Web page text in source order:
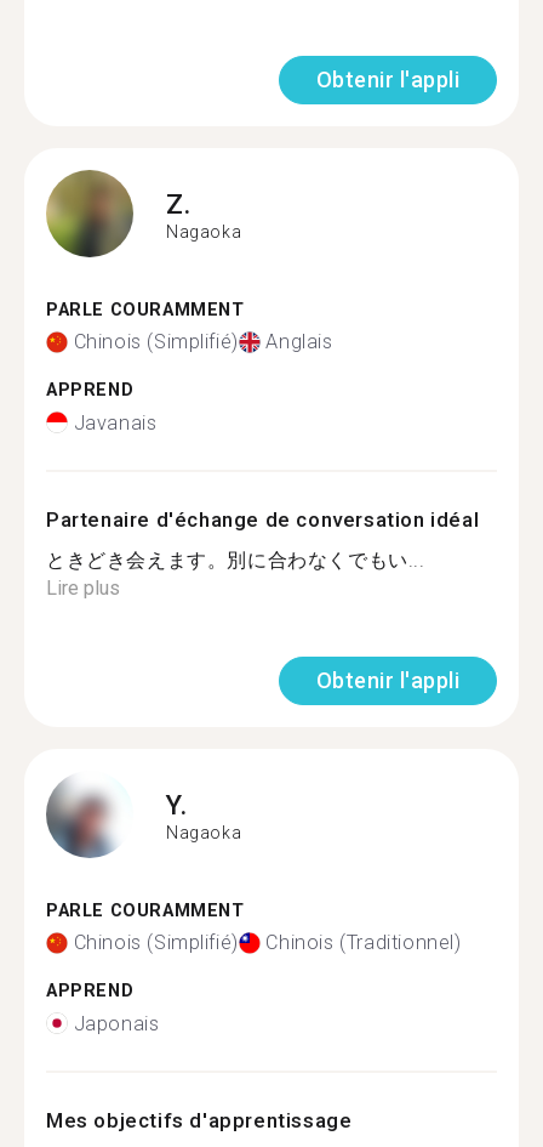
Obtenir l'appli
Z.
Nagaoka
PARLE COURAMMENT
Chinois (Simplifié) Anglais
APPREND
Javanais
Partenaire d'échange de conversation idéal
ときどき会えます。別に合わなくでもい...
Lire plus
Obtenir l'appli
Y.
Nagaoka
PARLE COURAMMENT
Chinois (Simplifié) Chinois (Traditionnel)
APPREND
Japonais
Mes objectifs d'apprentissage